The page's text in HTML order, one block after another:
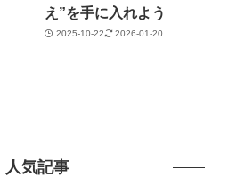
え”を手に入れよう
2025-10-22 2026-01-20
人気記事